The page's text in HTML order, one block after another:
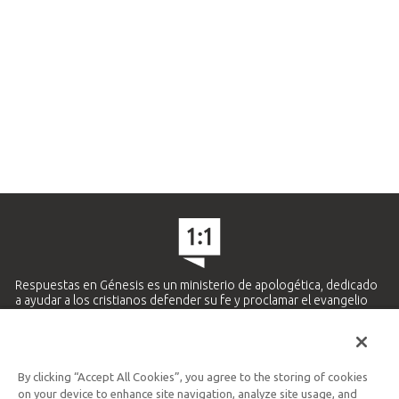
Respuestas en Génesis es un ministerio de apologética, dedicado
a ayudar a los cristianos defender su fe y proclamar el evangelio
Ministerio Hispano y Latinoamericano
By clicking “Accept All Cookies”, you agree to the storing of cookies
on your device to enhance site navigation, analyze site usage, and